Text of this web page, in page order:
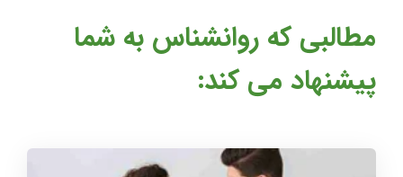
مطالبی که روانشناس به شما
پیشنهاد می کند: